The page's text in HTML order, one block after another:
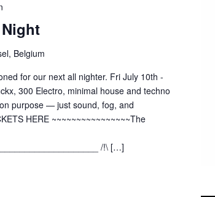
Belgium
for our next all nighter. Fri July 10th -
300 Electro, minimal house and techno
purpose — just sound, fog, and
HERE ~~~~~~~~~~~~~~~~The
/!\ […]